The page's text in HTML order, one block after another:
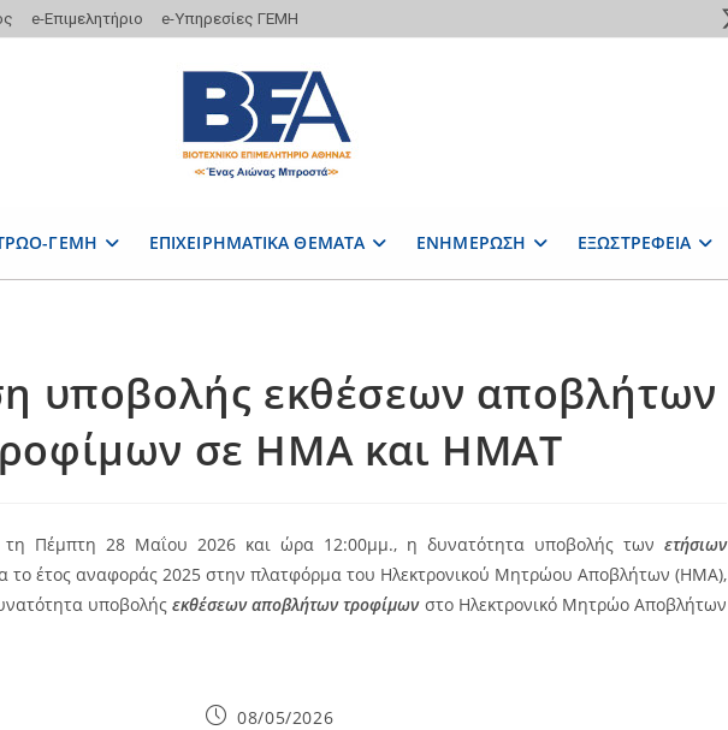
e-Επιμελητήριο e-Υπηρεσίες ΓΕΜΗ
ΓΕΜΗ ΕΠΙΧΕΙΡΗΜΑΤΙΚΑ ΘΕΜΑΤΑ ΕΝΗΜΕΡΩΣΗ ΕΞΩΣΤΡΕΦΕΙΑ
υποβολής εκθέσεων αποβλήτων
σε ΗΜΑ και ΗΜΑΤ
τη Πέμπτη 28 Μαΐου 2026 και ώρα 12:00μμ., η δυνατότητα υποβολής των ετήσιων
το έτος αναφοράς 2025 στην πλατφόρμα του Ηλεκτρονικού Μητρώου Αποβλήτων (ΗΜΑ),
υποβολής εκθέσεων αποβλήτων τροφίμων στο Ηλεκτρονικό Μητρώο Αποβλήτων
Post08/05/2026